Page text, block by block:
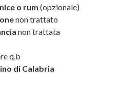
o rum (opzionale)
non trattato
non trattata
q.b
di Calabria